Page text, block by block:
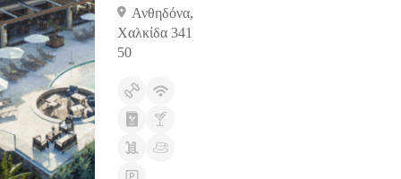
Ανθηδόνα,
Χαλκίδα 341
50